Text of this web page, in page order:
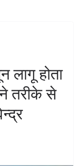
लागू होता
तरीके से